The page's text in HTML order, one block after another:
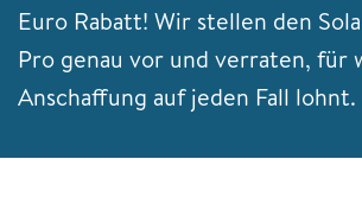
Euro Rabatt! Wir stellen den
Pro genau vor und verraten, für
Anschaffung auf jeden Fall lohnt.